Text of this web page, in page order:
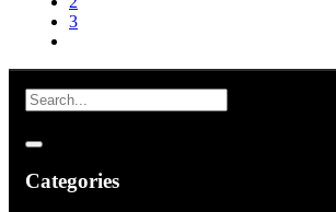
3
Categories